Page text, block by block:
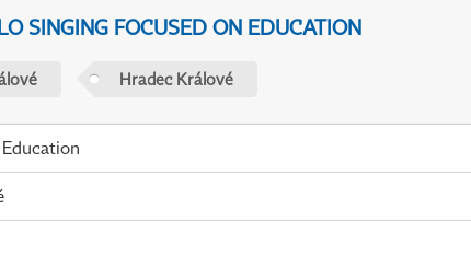
SINGING FOCUSED ON EDUCATION
Hradec Králové